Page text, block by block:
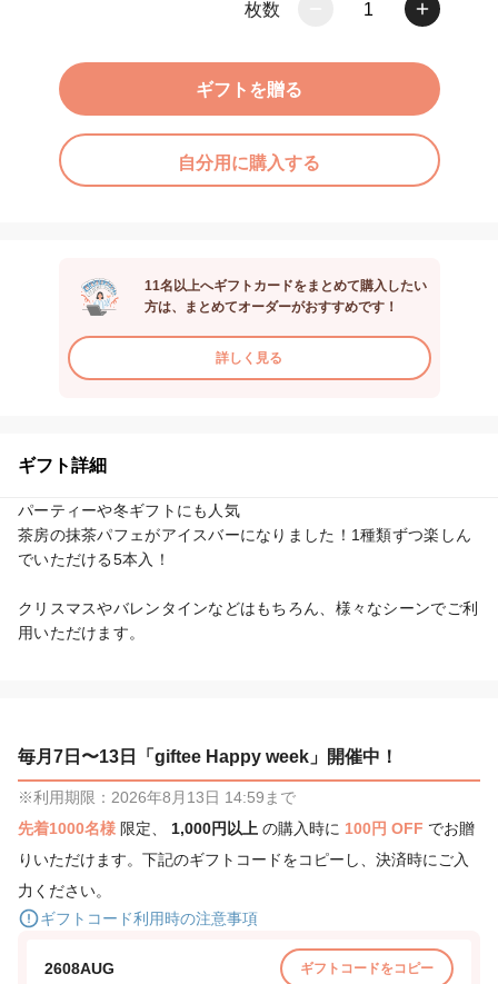
枚数 1
ギフトを贈る
自分用に購入する
11名以上へギフトカードをまとめて購入したい
方は、まとめてオーダーがおすすめです！
詳しく見る
ギフト詳細
パーティーや冬ギフトにも人気
茶房の抹茶パフェがアイスバーになりました！1種類ずつ楽しん
でいただける5本入！
クリスマスやバレンタインなどはもちろん、様々なシーンでご利
用いただけます。
毎月7日〜13日「giftee Happy week」開催中！
※利用期限：2026年8月13日 14:59まで
先着1000名様 限定、 1,000円以上 の購入時に 100円 OFF でお贈
りいただけます。下記のギフトコードをコピーし、決済時にご入
力ください。
ギフトコード利用時の注意事項
2608AUG ギフトコードをコピー